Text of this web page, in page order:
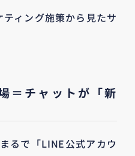
ィング施策から見たサ
＝チャットが「新
るで「LINE公式アカウ